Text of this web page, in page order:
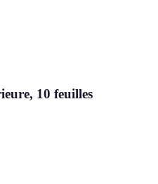
10 feuilles